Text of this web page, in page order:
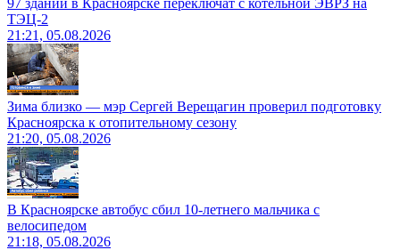
ТЭЦ-2
21:21, 05.08.2026
Зима близко — мэр Сергей Верещагин проверил подготовку
Красноярска к отопительному сезону
21:20, 05.08.2026
В Красноярске автобус сбил 10-летнего мальчика с
велосипедом
21:18, 05.08.2026